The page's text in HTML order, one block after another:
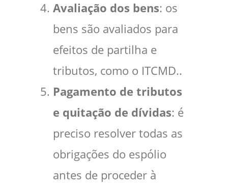
Avaliação dos bens: os
bens são avaliados para
efeitos de partilha e
tributos, como o ITCMD..
Pagamento de tributos
e quitação de dívidas: é
preciso resolver todas as
obrigações do espólio
antes de proceder à